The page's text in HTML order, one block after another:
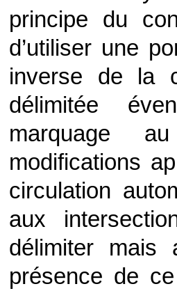
principe du
d’utiliser une
inverse de la
délimitée
marquage
modifications
circulation
aux
délimiter mais
présence de